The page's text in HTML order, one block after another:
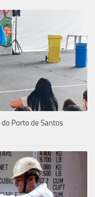
Porto de Santos